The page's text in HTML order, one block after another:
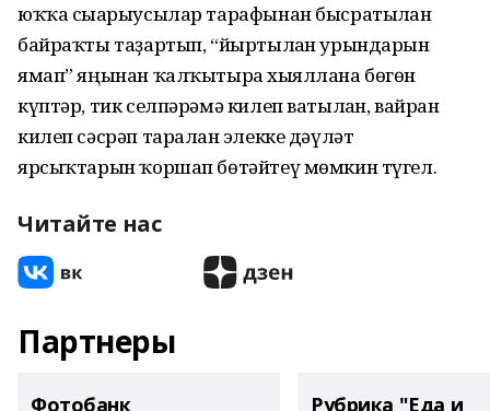
юҡҡа сығарыусылар тарафынан бысратылған
байраҡты таҙартып, “йыртылған урындарын
ямап” яңынан ҡалҡытырға хыяллана бөгөн
күптәр, тик селпәрәмә килеп ватылған, вайран
килеп сәсрәп таралған элекке дәүләт
ярсыҡтарын ҡоршап бөтәйтеү мөмкин түгел.
Читайте нас
Партнеры
Фотобанк Рубрика "Еда и